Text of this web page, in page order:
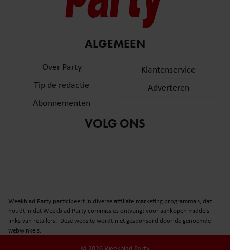
ALGEMEEN
Over Party
Tip de redactie
Abonnementen
Klantenservice
Adverteren
VOLG ONS
Weekblad Party participeert in diverse affiliate marketing programma’s, dat
houdt in dat Weekblad Party commissies ontvangt voor aankopen middels
links van retailers. Deze website wordt niet gesponsord door de genoemde
webwinkels.